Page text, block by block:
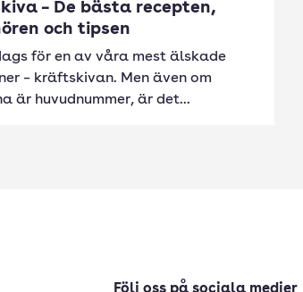
– De bästa recepten,
och tipsen
för en av våra mest älskade
– kräftskivan. Men även om
är huvudnummer, är det...